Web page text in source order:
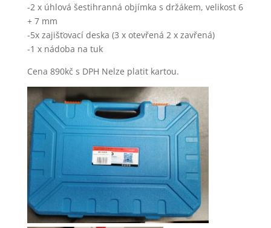
-2 x úhlová šestihranná objímka s držákem, velikost 6
+ 7 mm
-5x zajišťovací deska (3 x otevřená 2 x zavřená)
-1 x nádoba na tuk
Cena 890kč s DPH Nelze platit kartou.